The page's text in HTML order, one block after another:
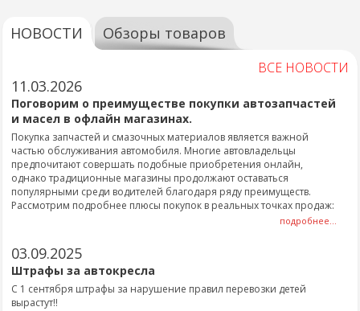
НОВОСТИ Обзоры товаров
ВСЕ НОВОСТИ
11.03.2026
Поговорим о преимуществе покупки автозапчастей
и масел в офлайн магазинах.
Покупка запчастей и смазочных материалов является важной
частью обслуживания автомобиля. Многие автовладельцы
предпочитают совершать подобные приобретения онлайн,
однако традиционные магазины продолжают оставаться
популярными среди водителей благодаря ряду преимуществ.
Рассмотрим подробнее плюсы покупок в реальных точках продаж:
подробнее...
03.09.2025
Штрафы за автокресла
С 1 сентября штрафы за нарушение правил перевозки детей
вырастут!!